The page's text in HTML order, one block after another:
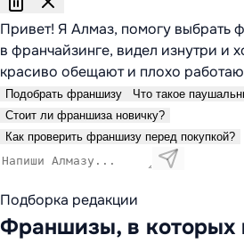
Привет! Я Алмаз, помогу выбрать
в франчайзинге, видел изнутри и
красиво обещают и плохо
Подобрать франшизу
Что такое
Стоит ли франшиза новичку?
Как проверить франшизу перед покупкой?
Подборка редакции
Франшизы, в которых